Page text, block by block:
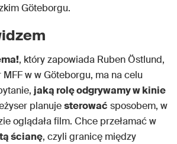
Göteborgu.
, który zapowiada Ruben Östlund,
w w Göteborgu, ma na celu
jaką rolę odgrywamy w kinie
planujesterować sposobem, w
oglądała film. Chce przełamać w
ścianę, czyli granicę między